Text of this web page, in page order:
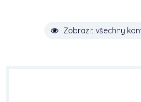
Zobrazit všechny